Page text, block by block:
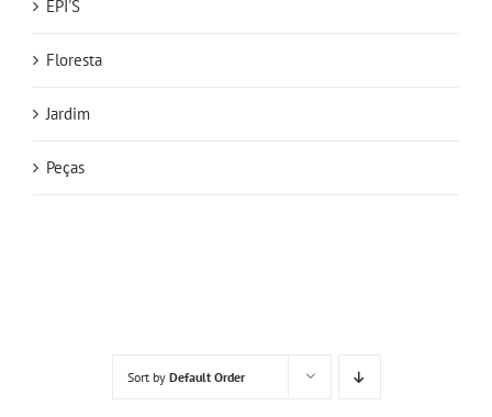
Sort by Default Order
EPI'S
Floresta
Jardim
Peças